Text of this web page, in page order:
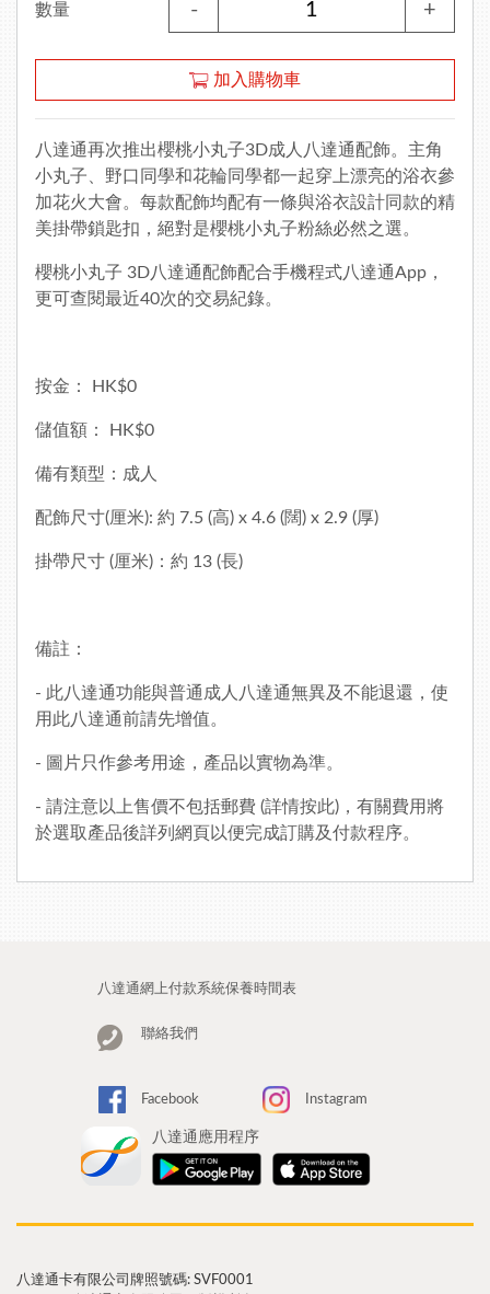
數量 - +
加入購物車
八達通再次推出櫻桃小丸子3D成人八達通配飾。主角
小丸子、野口同學和花輪同學都一起穿上漂亮的浴衣參
加花火大會。每款配飾均配有一條與浴衣設計同款的精
美掛帶鎖匙扣，絕對是櫻桃小丸子粉絲必然之選。
櫻桃小丸子 3D八達通配飾配合手機程式八達通App ，
更可查閱最近40次的交易紀錄。
按金： HK$0
儲值額： HK$0
備有類型：成人
配飾尺寸(厘米): 約 7.5 (高) x 4.6 (闊) x 2.9 (厚)
掛帶尺寸 (厘米)：約 13 (長)
備註：
- 此八達通功能與普通成人八達通無異及不能退還，使
用此八達通前請先增值。
- 圖片只作參考用途，產品以實物為準。
- 請注意以上售價不包括郵費 (詳情按此)，有關費用將
於選取產品後詳列網頁以便完成訂購及付款程序。
八達通網上付款系統保養時間表
聯絡我們
Facebook Instagram
八達通應用程序
八達通卡有限公司牌照號碼: SVF0001